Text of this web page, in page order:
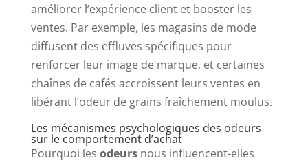
améliorer l’expérience client et booster les
ventes. Par exemple, les magasins de mode
diffusent des effluves spécifiques pour
renforcer leur image de marque, et certaines
chaînes de cafés accroissent leurs ventes en
libérant l’odeur de grains fraîchement moulus.
Les mécanismes psychologiques des odeurs
sur le comportement d’achat
Pourquoi les odeursnous influencent-elles